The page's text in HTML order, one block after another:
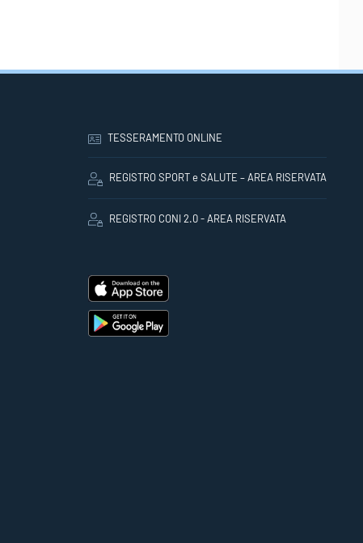
TESSERAMENTO ONLINE
REGISTRO SPORT e SALUTE – AREA RISERVATA
REGISTRO CONI 2.0 - AREA RISERVATA